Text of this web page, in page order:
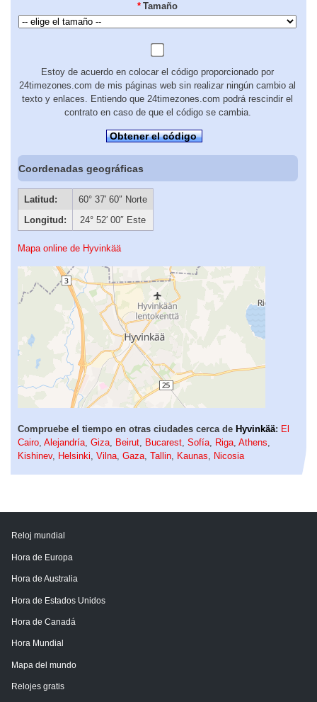
* Tamaño
Estoy de acuerdo en colocar el código proporcionado por
24timezones.com de mis páginas web sin realizar ningún cambio al
texto y enlaces. Entiendo que 24timezones.com podrá rescindir el
contrato en caso de que el código se cambia.
Obtener el código
Coordenadas geográficas
Latitud:
60° 37′ 60″ Norte
Longitud:
24° 52′ 00″ Este
Mapa online de Hyvinkää
Compruebe el tiempo en otras ciudades cerca de Hyvinkää: El
Cairo Alejandría Giza Beirut Bucarest Sofía Riga Athens
Kishinev, Helsinki Vilna Gaza Tallin Kaunas Nicosia
Reloj mundial
Hora de Europa
Hora de Australia
Hora de Estados Unidos
Hora de Canadá
Hora Mundial
Mapa del mundo
Relojes gratis